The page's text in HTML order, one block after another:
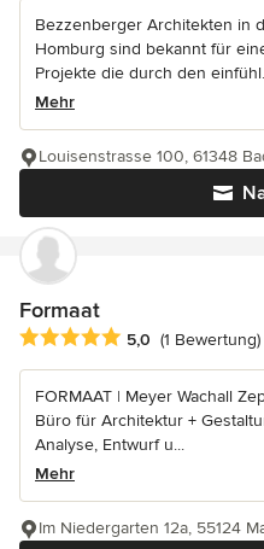
Bezzenberger Architekten in
Homburg sind bekannt für
Projekte die durch den
Mehr
Louisenstrasse 100, 61348
Formaat
Durchschnittliche
5,0 (1 Bewertung)
FORMAAT | Meyer Wachall
Büro für Architektur +
Analyse, Entwurf u...
Mehr
Im Niedergarten 12a, 55124